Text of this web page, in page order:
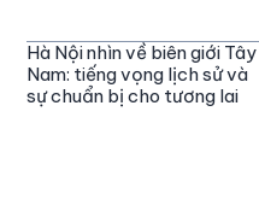
Hà Nội nhìn về biên giới Tây
Nam: tiếng vọng lịch sử và
sự chuẩn bị cho tương lai